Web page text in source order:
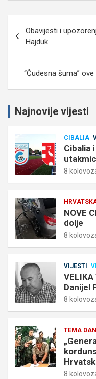
objava
Obavijesti i
Hajduk
“Čudesna šuma”
Najnovije vijesti
CIBALIA
Cibalia
8
NOVE
dolje
8
VIJESTI
Danijel
8
TEMA
8